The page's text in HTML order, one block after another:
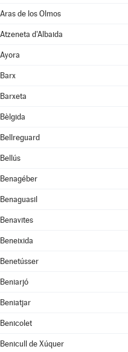
Aras de los Olmos
Atzeneta d'Albaida
Ayora
Barx
Barxeta
Bèlgida
Bellreguard
Bellús
Benagéber
Benaguasil
Benavites
Beneixida
Benetússer
Beniarjó
Beniatjar
Benicolet
Benicull de Xúquer